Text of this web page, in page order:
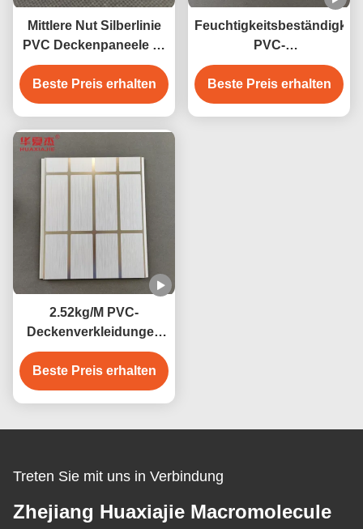
Mittlere Nut Silberlinie
PVC Deckenpaneele U-
förmige PVC-Paneele
Beste Preis erhalten
Feuchtigkeitsbeständigkeit
PVC-
Deckenverkleidungen
250mm x 8mm
Beste Preis erhalten
2.52kg/M PVC-
Deckenverkleidungen
mit
Quadrat/verborgener/V-
Nut-Rand-
Beste Preis erhalten
Treten Sie mit uns in Verbindung
Zhejiang Huaxiajie Macromolecule